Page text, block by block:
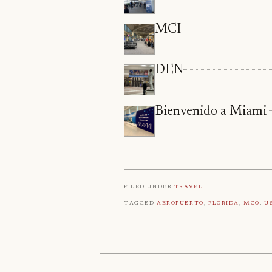
MCI
DEN
Bienvenido a Miami
Filed under Travel
TaggedAeropuerto, Florida,Mco,